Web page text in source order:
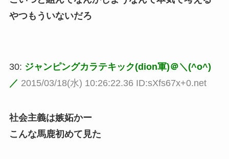
やつもういないだろ
30: ジャンピングカラテキック(dion軍)＠＼(^o^)
／ 2015/03/18(水) 10:26:22.36 ID:sXfs67x+0.net
社会主義は嫉妬かー
こんな馬鹿初めて見た